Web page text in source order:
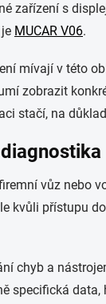
zařízení s
MUCAR V06.
mívají v této
zobrazit
stačí, na
vůz nebo
kvůli přístupu
chyb a
specifická